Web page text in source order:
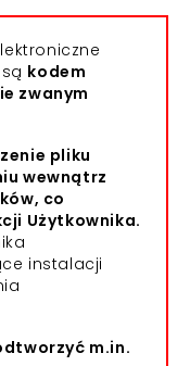
kodem
zwanym
pliku
wewnątrz
co
Użytkownika.
instalacji
m.in.